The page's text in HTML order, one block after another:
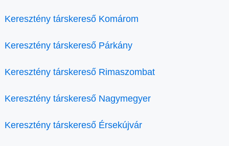
Keresztény társkereső Komárom
Keresztény társkereső Párkány
Keresztény társkereső Rimaszombat
Keresztény társkereső Nagymegyer
Keresztény társkereső Érsekújvár